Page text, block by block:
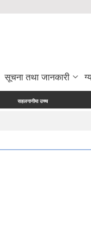
सूचना तथा जानकारी
सहलगानीमा उच्च मूल्य कृषिवस्तु उत्पादन प्रविर्द्धन